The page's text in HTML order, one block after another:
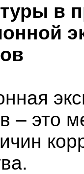
в
– это